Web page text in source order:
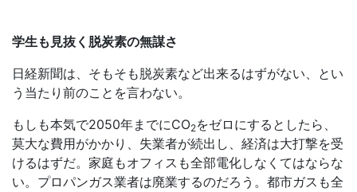
学生も見抜く脱炭素の無謀さ
日経新聞は、そもそも脱炭素など出来るはずがない、とい
う当たり前のことを言わない。
もしも本気で2050年までにCO2をゼロにするとしたら、
莫大な費用がかかり、失業者が続出し、経済は大打撃を受
けるはずだ。家庭もオフィスも全部電化しなくてはならな
い。プロパンガス業者は廃業するのだろう。都市ガスも全